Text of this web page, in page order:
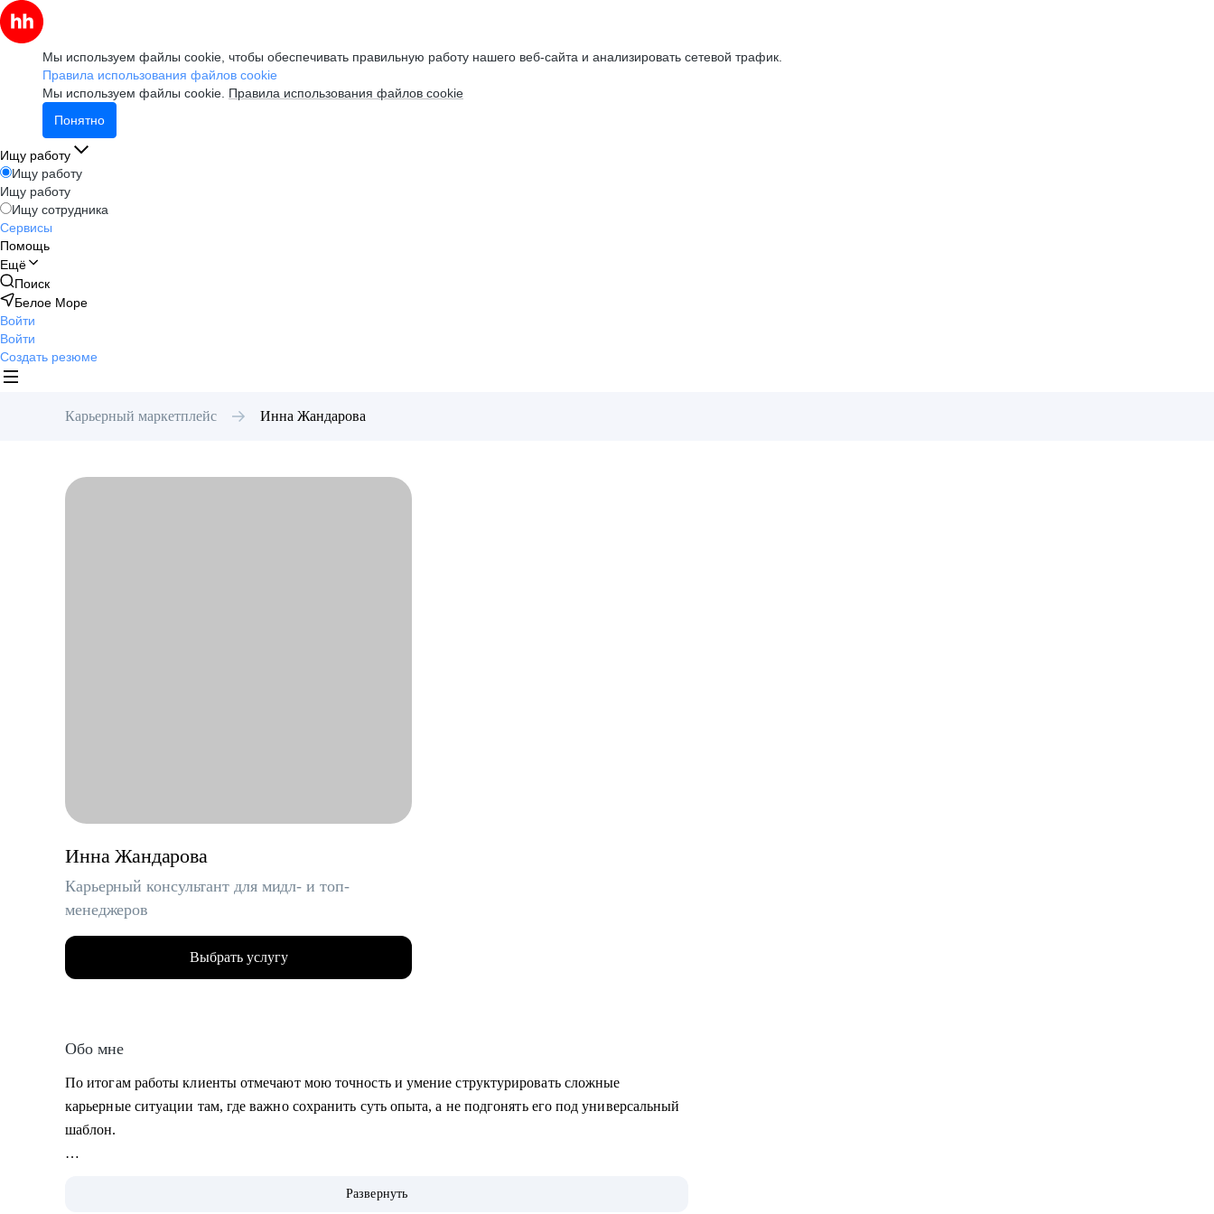
Мы используем файлы cookie, чтобы обеспечивать правильную работу нашего веб-сайта и анализировать сетевой трафик.
Правила использования файлов cookie
Мы используем файлы cookie. Правила использования файлов cookie
Понятно
Ищу работу
Ищу работу
Ищу работу
Ищу сотрудника
Сервисы
Помощь
Ещё
Поиск
Белое Море
Войти
Войти
Создать резюме
Карьерный маркетплейс Инна Жандарова
Инна Жандарова
Карьерный консультант для мидл- и топ-
менеджеров
Выбрать услугу
Обо мне
По итогам работы клиенты отмечают мою точность и умение структурировать сложные
карьерные ситуации там, где важно сохранить суть опыта, а не подгонять его под универсальный
шаблон.
• Работаю с клиентами из узкоспециализированных ниш, где универсальные решения не
Развернуть